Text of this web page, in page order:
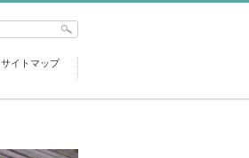
サイトマップ